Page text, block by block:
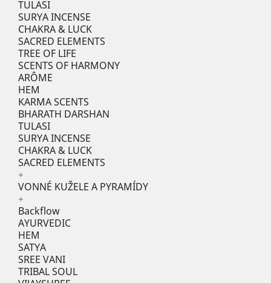
TULASI
SURYA INCENSE
CHAKRA & LUCK
SACRED ELEMENTS
TREE OF LIFE
SCENTS OF HARMONY
ARÔME
HEM
KARMA SCENTS
BHARATH DARSHAN
TULASI
SURYA INCENSE
CHAKRA & LUCK
SACRED ELEMENTS
+
VONNÉ KUŽELE A PYRAMÍDY
+
Backflow
AYURVEDIC
HEM
SATYA
SREE VANI
TRIBAL SOUL